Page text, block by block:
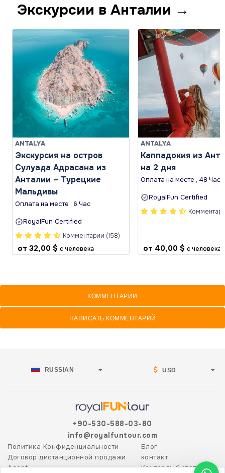
Экскурсии в Анталии →
ANTALYA
Экскурсия на остров
Сулуада Адрасана из
Анталии – Турецкие
Мальдивы
Оплата на месте , 6 Час
RoyalFun Certified
Комментарии (158)
от 32,00 $ с человека
ANTALYA
Каппадокия из
на 2 дня
Оплата на месте , 48 Час
RoyalFun Certified
от 40,00 $ с человека
КОММЕНТАРИИ
НАПИСАТЬ КОММЕНТАРИЙ
RUSSIAN USD
+90-530-588-03-80
info@royalfuntour.com
Политика Конфиденциальности
Договор дистанционной продажи
Agent
Блог
контакт
Контроль билетов